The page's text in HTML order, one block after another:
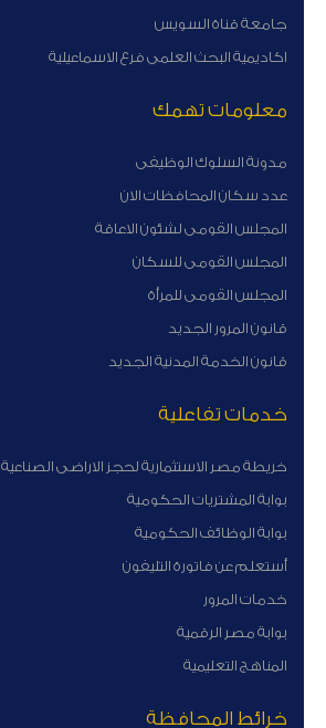
جامعة قناة السويس
اكاديمية البحث العلمى فرع الاسماعيلية
معلومات تهمك
مدونة السلوك الوظيفى
عدد سكان المحافظات الان
المجلس القومى لشئون الاعاقة
المجلس القومى للسكان
المجلس القومى للمرأة
قانون المرور الجديد
قانون الخدمة المدنية الجديد
خدمات تفاعلية
خريطة مصر الاستثمارية لحجز الاراضى الصناعية
بوابة المشتريات الحكومية
بوابة الوظائف الحكومية
أستعلم عن فاتورة التليفون
خدمات المرور
بوابة مصر الرقمية
المناهج التعليمية
خرائط المحافظة